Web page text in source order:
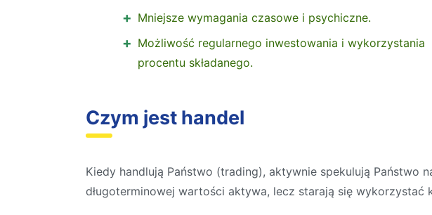
Mniejsze wymagania czasowe i psychiczne.
Możliwość regularnego inwestowania i wykorzystania
procentu składanego.
Czym jest handel
Kiedy handlują Państwo (trading), aktywnie spekulują Państwo
długoterminowej wartości aktywa, lecz starają się